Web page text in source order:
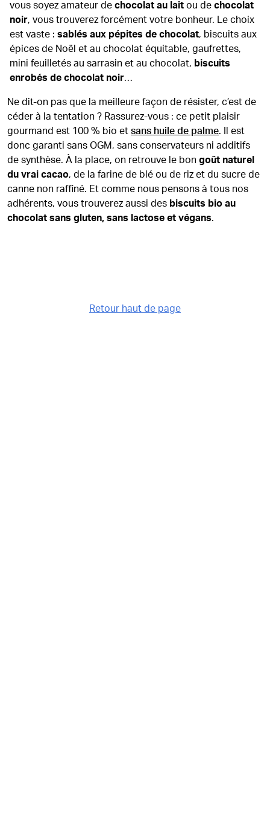
Retour haut de page
vous soyez amateur de chocolat au lait ou de chocolat
noir, vous trouverez forcément votre bonheur. Le choix
est vaste : sablés aux pépites de chocolat, biscuits aux
épices de Noël et au chocolat équitable, gaufrettes,
mini feuilletés au sarrasin et au chocolat, biscuits
enrobés de chocolat noir…
Ne dit-on pas que la meilleure façon de résister, c’est de
céder à la tentation ? Rassurez-vous : ce petit plaisir
gourmand est 100 % bio et sans huile de palme. Il est
donc garanti sans OGM, sans conservateurs ni additifs
de synthèse. À la place, on retrouve le bon goût naturel
du vrai cacao, de la farine de blé ou de riz et du sucre de
canne non raffiné. Et comme nous pensons à tous nos
adhérents, vous trouverez aussi des biscuits bio au
chocolat sans gluten, sans lactose et végans.